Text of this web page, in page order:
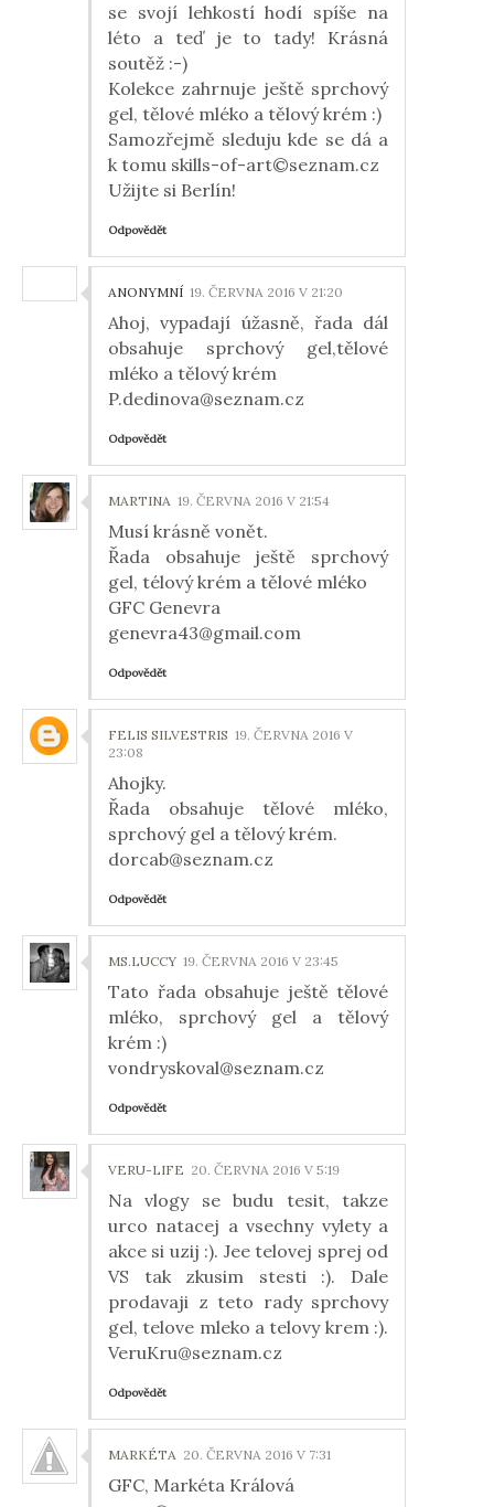
se svojí lehkostí hodí spíše na
léto a teď je to tady! Krásná
soutěž :-)
Kolekce zahrnuje ještě sprchový
gel, tělové mléko a tělový krém :)
Samozřejmě sleduju kde se dá a
k tomu skills-of-art©seznam.cz
Užijte si Berlín!
Odpovědět
ANONYMNÍ 19. ČERVNA 2016 V 21:20
Ahoj, vypadají úžasně, řada dál
obsahuje sprchový gel,tělové
mléko a tělový krém
P.dedinova@seznam.cz
Odpovědět
MARTINA 19. ČERVNA 2016 V 21:54
Musí krásně vonět.
Řada obsahuje ještě sprchový
gel, télový krém a tělové mléko
GFC Genevra
genevra43@gmail.com
Odpovědět
FELIS SILVESTRIS 19. ČERVNA 2016 V
23:08
Ahojky.
Řada obsahuje tělové mléko,
sprchový gel a tělový krém.
dorcab@seznam.cz
Odpovědět
MS.LUCCY 19. ČERVNA 2016 V 23:45
Tato řada obsahuje ještě tělové
mléko, sprchový gel a tělový
krém :)
vondryskoval@seznam.cz
Odpovědět
VERU-LIFE 20. ČERVNA 2016 V 5:19
Na vlogy se budu tesit, takze
urco natacej a vsechny vylety a
akce si uzij :). Jee telovej sprej od
VS tak zkusim stesti :). Dale
prodavaji z teto rady sprchovy
gel, telove mleko a telovy krem :).
VeruKru@seznam.cz
Odpovědět
MARKÉTA 20. ČERVNA 2016 V 7:31
GFC, Markéta Králová